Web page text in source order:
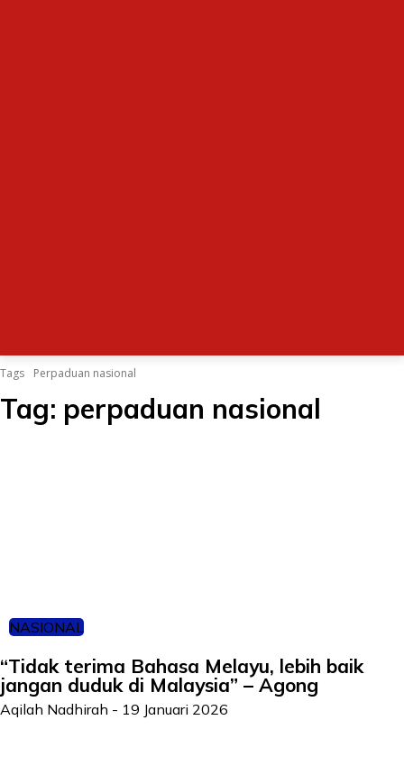
Tags Perpaduan nasional
Tag: perpaduan nasional
NASIONAL
“Tidak terima Bahasa Melayu, lebih baik
jangan duduk di Malaysia” – Agong
Aqilah Nadhirah - 19 Januari 2026